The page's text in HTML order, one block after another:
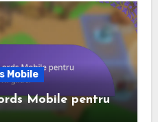
Mobile
Mobile pentru